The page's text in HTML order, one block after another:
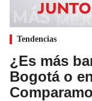
Tendencias
¿Es más
Bogotá o